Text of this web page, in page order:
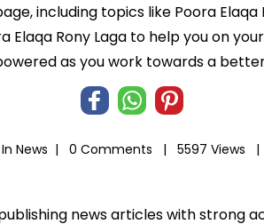
including topics like Poora
Rony Laga to help you on
as you work towards a
In News | 0 Comments | 5597 Views |
news articles with strong